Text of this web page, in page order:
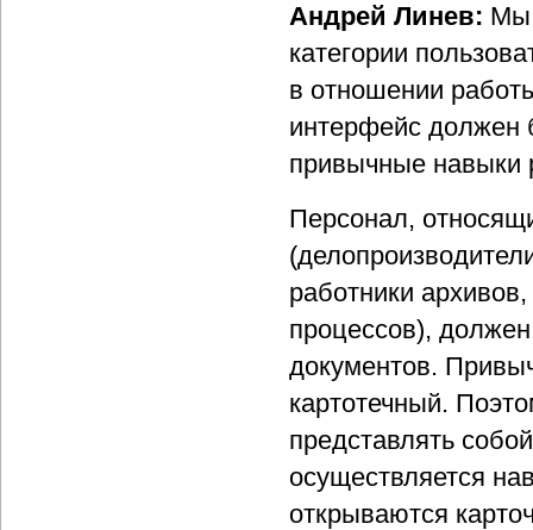
Андрей Линев: Мы
категории
в отношении
интерфейс должен
привычные навыки
Персонал,
работники
процессов),
документов.
картотечный.
представлять
осуществляется
открываются